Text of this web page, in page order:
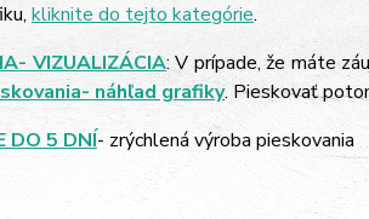
kliknite do tejto kategórie.
VIZUALIZÁCIA: V prípade, že máte
náhľad grafiky. Pieskovať
DO 5 DNÍ- zrýchlená výroba pieskovania